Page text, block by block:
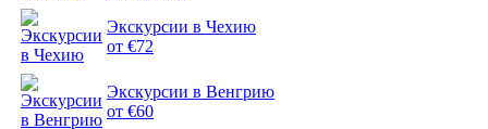
Экскурсии в Чехию
от €72
Экскурсии в Венгрию
от €60